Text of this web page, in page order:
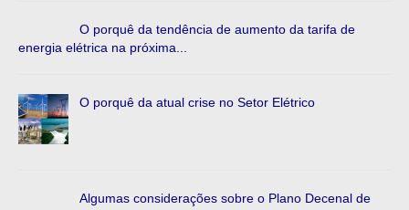
O porquê da tendência de aumento da tarifa de
energia elétrica na próxima...
O porquê da atual crise no Setor Elétrico
Algumas considerações sobre o Plano Decenal de